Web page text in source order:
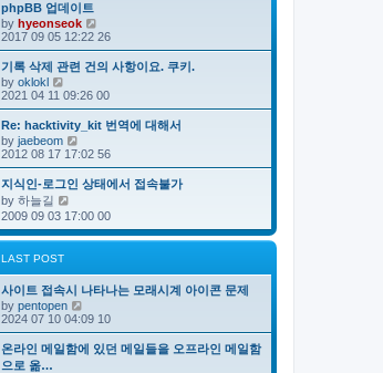
phpBB 업데이트
by hyeonseok
i
e
w
t
h
e
l
a
e
s
t
p
s
t
2017 09 05 12:22 26
기록 삭제 관련 건의 사항이요. 쿠키.
by oklokl
i
e
w
t
h
e
l
a
t
e
s
t
s
t
2021 04 11 09:26 00
Re: hacktivity_kit 번역에 대해서
by jaebeom
i
e
w
e
l
a
e
s
t
p
o
s
t
2012 08 17 17:02 56
지식인-로그인 상태에서 접속불가
by 하늘길
i
w
e
l
a
t
e
s
t
2009 09 03 17:00 00
LAST POST
사이트 접속시 나타나는 모래시계 아이콘 문제
by pentopen
i
e
w
t
2024 07 10 04:09 10
온라인 메일함에 있던 메일들을 오프라인 메일함
으로 옮…